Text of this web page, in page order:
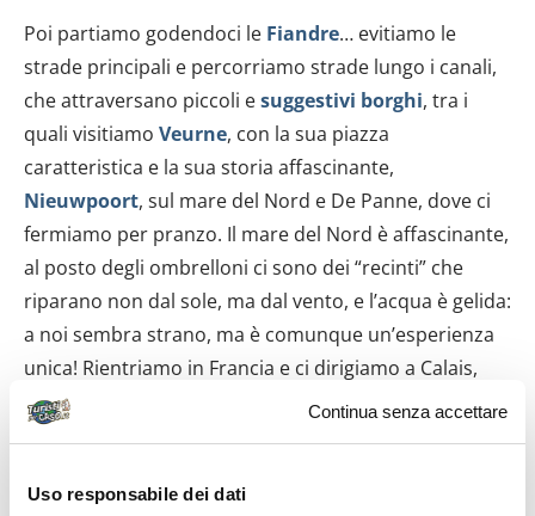
Continua senza accettare
Uso responsabile dei dati
Poi partiamo godendoci le Fiandre… evitiamo le
strade principali e percorriamo strade lungo i canali,
che attraversano piccoli esuggestivi borghi, tra i
quali visitiamo Veurne, con la sua piazza
caratteristica e la sua storia affascinante,
Nieuwpoort, sul mare del Nord e De Panne, dove ci
fermiamo per pranzo. Il mare del Nord è affascinante,
al posto degli ombrelloni ci sono dei “recinti” che
riparano non dal sole, ma dal vento, e l’acqua è gelida:
a noi sembra strano, ma è comunque un’esperienza
unica! Rientriamo in Francia e ci dirigiamo a Calais,
facendo prima una sosta a
Bergues, il paese dove
della caduta, e poi puntiamo su Calais.